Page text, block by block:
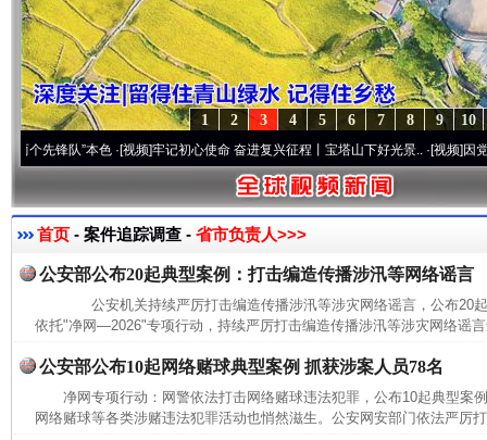
10
9
8
7
6
5
4
3
2
1
锋队”本色·[视频]牢记初心使命 奋进复兴征程丨宝塔山下好光景..·[视频]因党而生
首页 - 案件追踪调查 - 省市负责人>>>
公安部公布20起典型案例：打击编造传播涉汛等网络谣言
公安机关持续严厉打击编造传播涉汛等涉灾网络谣言，公布
依托"净网—2026"专项行动，持续严厉打击编造传播涉汛等涉灾网络谣
公安部公布10起网络赌球典型案例 抓获涉案人员78名
净网专项行动：网警依法打击网络赌球违法犯罪，公布10起典型
网络赌球等各类涉赌违法犯罪活动也悄然滋生。公安网安部门依法严厉